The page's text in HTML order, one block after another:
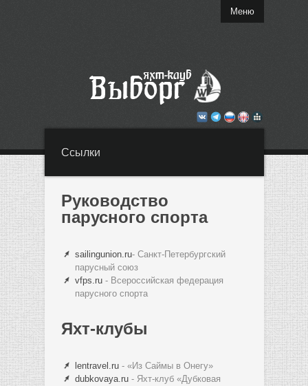
Меню
Ссылки
Руководство
парусного спорта
sailingunion.ru- Санкт-Петербургский
парусный союз
vfps.ru- Всероссийская федерация
парусного спорта
Яхт-клубы
lentravel.ru- «Из Саймы в Онегу»
dubkovaya.ru- Яхт-клуб «Дубковая